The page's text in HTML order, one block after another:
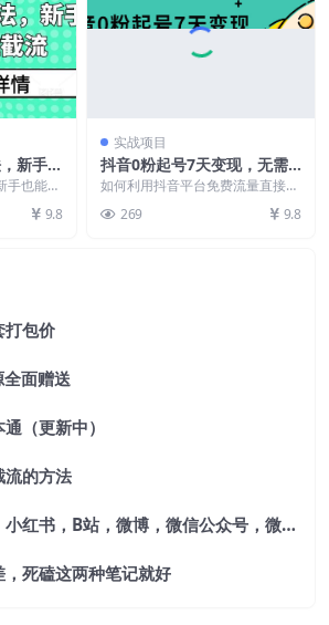
新手也
手也能0
9.8
实战项目
抖音0粉起号7天变现，无需
专业的团队，小白商家从0到
如何利用抖音平台免费流量直接变
课程目录： 第一课...
269 9.8
打包价
面赠送
（更新中）
流的方法
抖音，快手，小红书，B站，微博，微信公众号，微信视频号。每一个平台，都是不一样的机会，对应不一样的赚钱思路
死磕这两种笔记就好